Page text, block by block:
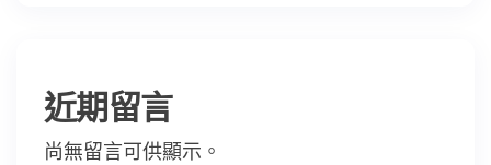
近期留言
尚無留言可供顯示。